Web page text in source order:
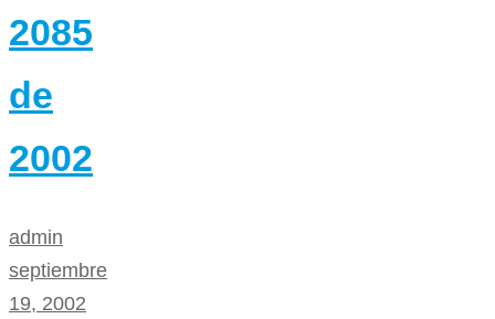
2085
de
2002
admin
septiembre
19, 2002